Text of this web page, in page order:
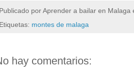
Publicado porAprender a bailar en Malaga
Etiquetas: montes de malaga
hay comentarios: